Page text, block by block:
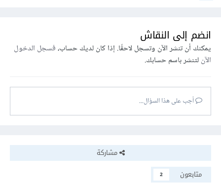
انضم إلى النقاش
يمكنك أن تنشر الآن وتسجل لاحقًا. إذا كان لديك حساب،فسجل الدخول
الآنلتنشر باسم حسابك.
أجب على هذا السؤال...
مشاركة
متابعون
2